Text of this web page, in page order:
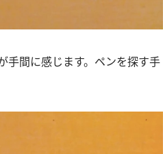
手間に感じます。ペンを探す手